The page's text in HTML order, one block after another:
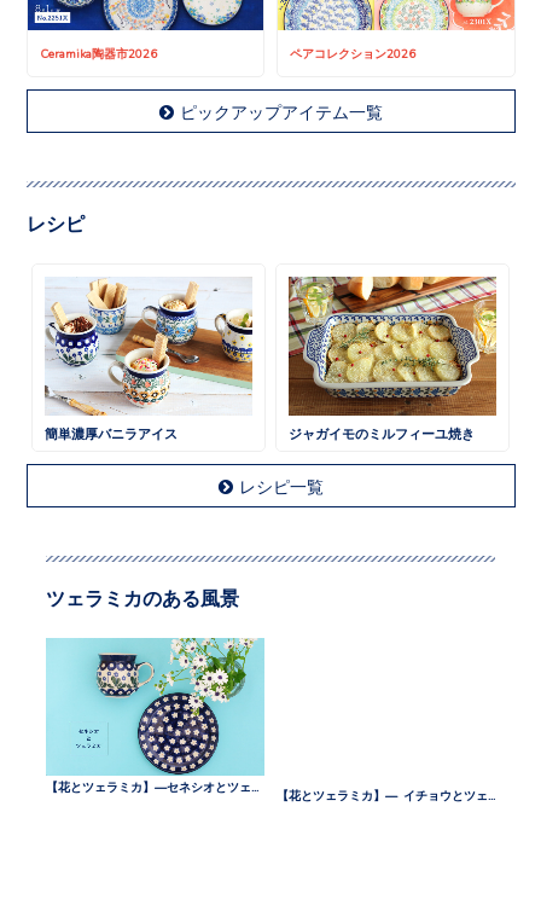
Ceramika陶器市2026 ペアコレクション2026
ピックアップアイテム一覧
レシピ
簡単濃厚バニラアイス ジャガイモのミルフィーユ焼き
レシピ一覧
ツェラミカのある風景